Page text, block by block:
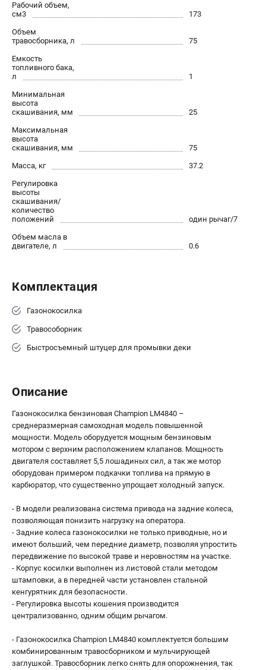
Средства защиты
+7 (812) 615-80-17
пн-пт - с 9:00 до 18:00
zakaz@gazonokosilka-spb.ru
Рабочий объем,
см3
173
Объем
травосборника, л
75
Емкость
топливного бака,
л
1
Минимальная
высота
скашивания, мм
25
Максимальная
высота
скашивания, мм
75
Масса, кг
37.2
Регулировка
высоты
скашивания/
количество
положений
один рычаг/7
Объем масла в
двигателе, л
0.6
Комплектация
Газонокосилка
Травособорник
Быстросъемный штуцер для промывки деки
Описание
Газонокосилка бензиновая Champion LM4840 –
среднеразмерная самоходная модель повышенной
мощности. Модель оборудуется мощным бензиновым
мотором с верхним расположением клапанов. Мощность
двигателя составляет 5,5 лошадиных сил, а так же мотор
оборудован примером подкачки топлива на прямую в
карбюратор, что существенно упрощает холодный запуск.
- В модели реализована система привода на задние колеса,
позволяющая понизить нагрузку на оператора.
- Задние колеса газонокосилки не только приводные, но и
имеют больший, чем передние диаметр, позволяя упростить
передвижение по высокой траве и неровностям на участке.
- Корпус косилки выполнен из листовой стали методом
штамповки, а в передней части установлен стальной
кенгурятник для безопасности.
- Регулировка высоты кошения производится
централизованно, одним общим рычагом.
- Газонокосилка Champion LM4840 комплектуется большим
комбинированным травосборником и мульчирующей
заглушкой. Травосборник легко снять для опорожнения, так